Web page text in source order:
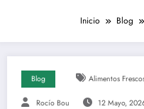
Inicio Blog
Blog Alimentos
Rocío Bou 12 Mayo,